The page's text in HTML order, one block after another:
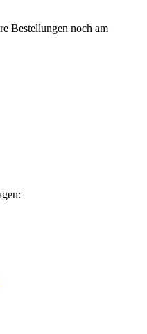
Bestellungen noch am